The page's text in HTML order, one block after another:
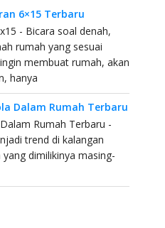
6×15 Terbaru
- Bicara soal denah,
rumah yang sesuai
membuat rumah, akan
hanya
Dalam Rumah Terbaru
Rumah Terbaru -
trend di kalangan
dimilikinya masing-